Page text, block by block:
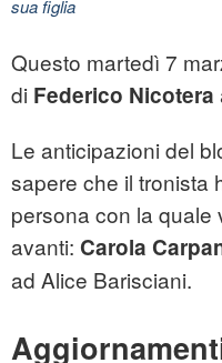
sua figlia
Questo martedì 7
di Federico Nicotera
Le anticipazioni del
sapere che il tronista
persona con la quale
avanti: Carola
ad Alice Barisciani.